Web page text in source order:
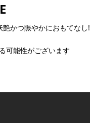
艶かつ賑やかにおもてなし!
可能性がございます